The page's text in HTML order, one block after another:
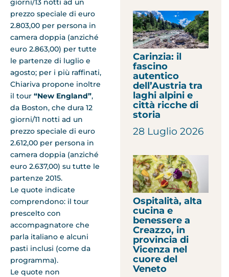
giorni/13 notti ad un
prezzo speciale di euro
2.803,00 per persona in
camera doppia (anziché
euro 2.863,00) per tutte
le partenze di luglio e
agosto; per i più raffinati,
Chiariva propone inoltre
il tour “New England”,
da Boston, che dura 12
giorni/11 notti ad un
prezzo speciale di euro
2.612,00 per persona in
camera doppia (anziché
euro 2.637,00) su tutte le
partenze 2015.
Le quote indicate
comprendono: il tour
prescelto con
accompagnatore che
parla italiano e alcuni
pasti inclusi (come da
programma).
Le quote non
Carinzia: il
fascino
autentico
dell’Austria tra
laghi alpini e
città ricche di
storia
28 Luglio 2026
Ospitalità, alta
cucina e
benessere a
Creazzo, in
provincia di
Vicenza nel
cuore del
Veneto